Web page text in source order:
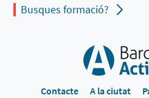
Busques formació?
Contacte A la ciutat